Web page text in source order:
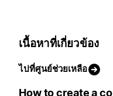
เนื้อหาที่เกี่ยวข้อง
ไปที่ศูนย์ช่วยเหลือ
How to create a